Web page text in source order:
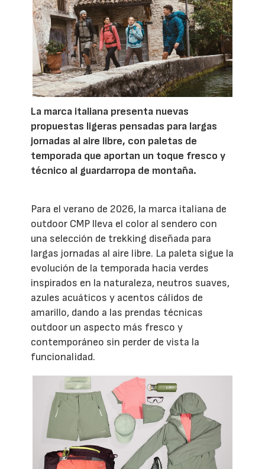
La marca italiana presenta nuevas
propuestas ligeras pensadas para largas
jornadas al aire libre, con paletas de
temporada que aportan un toque fresco y
técnico al guardarropa de montaña.
Para el verano de 2026, la marca italiana de
outdoor CMP lleva el color al sendero con
una selección de trekking diseñada para
largas jornadas al aire libre. La paleta sigue la
evolución de la temporada hacia verdes
inspirados en la naturaleza, neutros suaves,
azules acuáticos y acentos cálidos de
amarillo, dando a las prendas técnicas
outdoor un aspecto más fresco y
contemporáneo sin perder de vista la
funcionalidad.